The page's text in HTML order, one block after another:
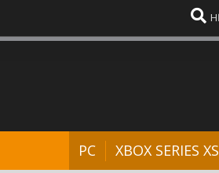
PC XBOX SERIES XS